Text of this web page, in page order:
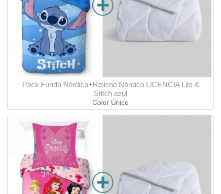
Pack Funda Nórdica+Relleno Nórdico LICENCIA Lilo &
Stitch azul
Color Único